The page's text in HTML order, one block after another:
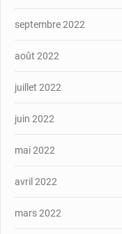
septembre 2022
août 2022
juillet 2022
juin 2022
mai 2022
avril 2022
mars 2022